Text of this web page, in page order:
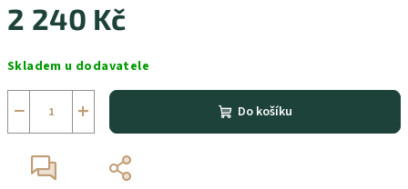
2 240 Kč
cena:
Skladem u dodavatele
+
− Do košíku